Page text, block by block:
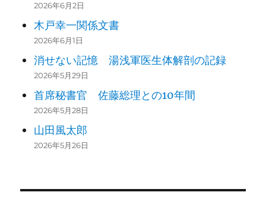
2026年6月2日
木戸幸一関係文書
2026年6月1日
消せない記憶 湯浅軍医生体解剖の記録
2026年5月29日
首席秘書官 佐藤総理との10年間
2026年5月28日
山田風太郎
2026年5月26日